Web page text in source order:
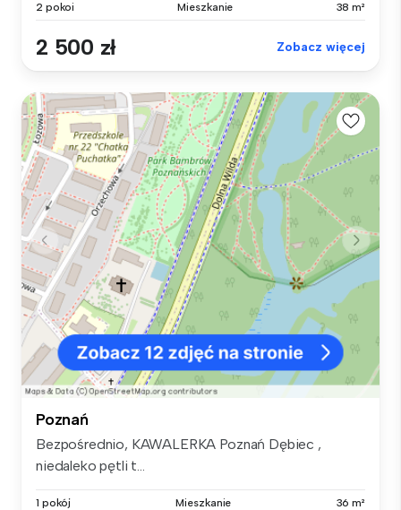
2 pokoi Mieszkanie 38 m²
2 500 zł Zobacz więcej
Poznań
Bezpośrednio, KAWALERKA Poznań Dębiec ,
niedaleko pętli t...
1 pokój Mieszkanie 36 m²